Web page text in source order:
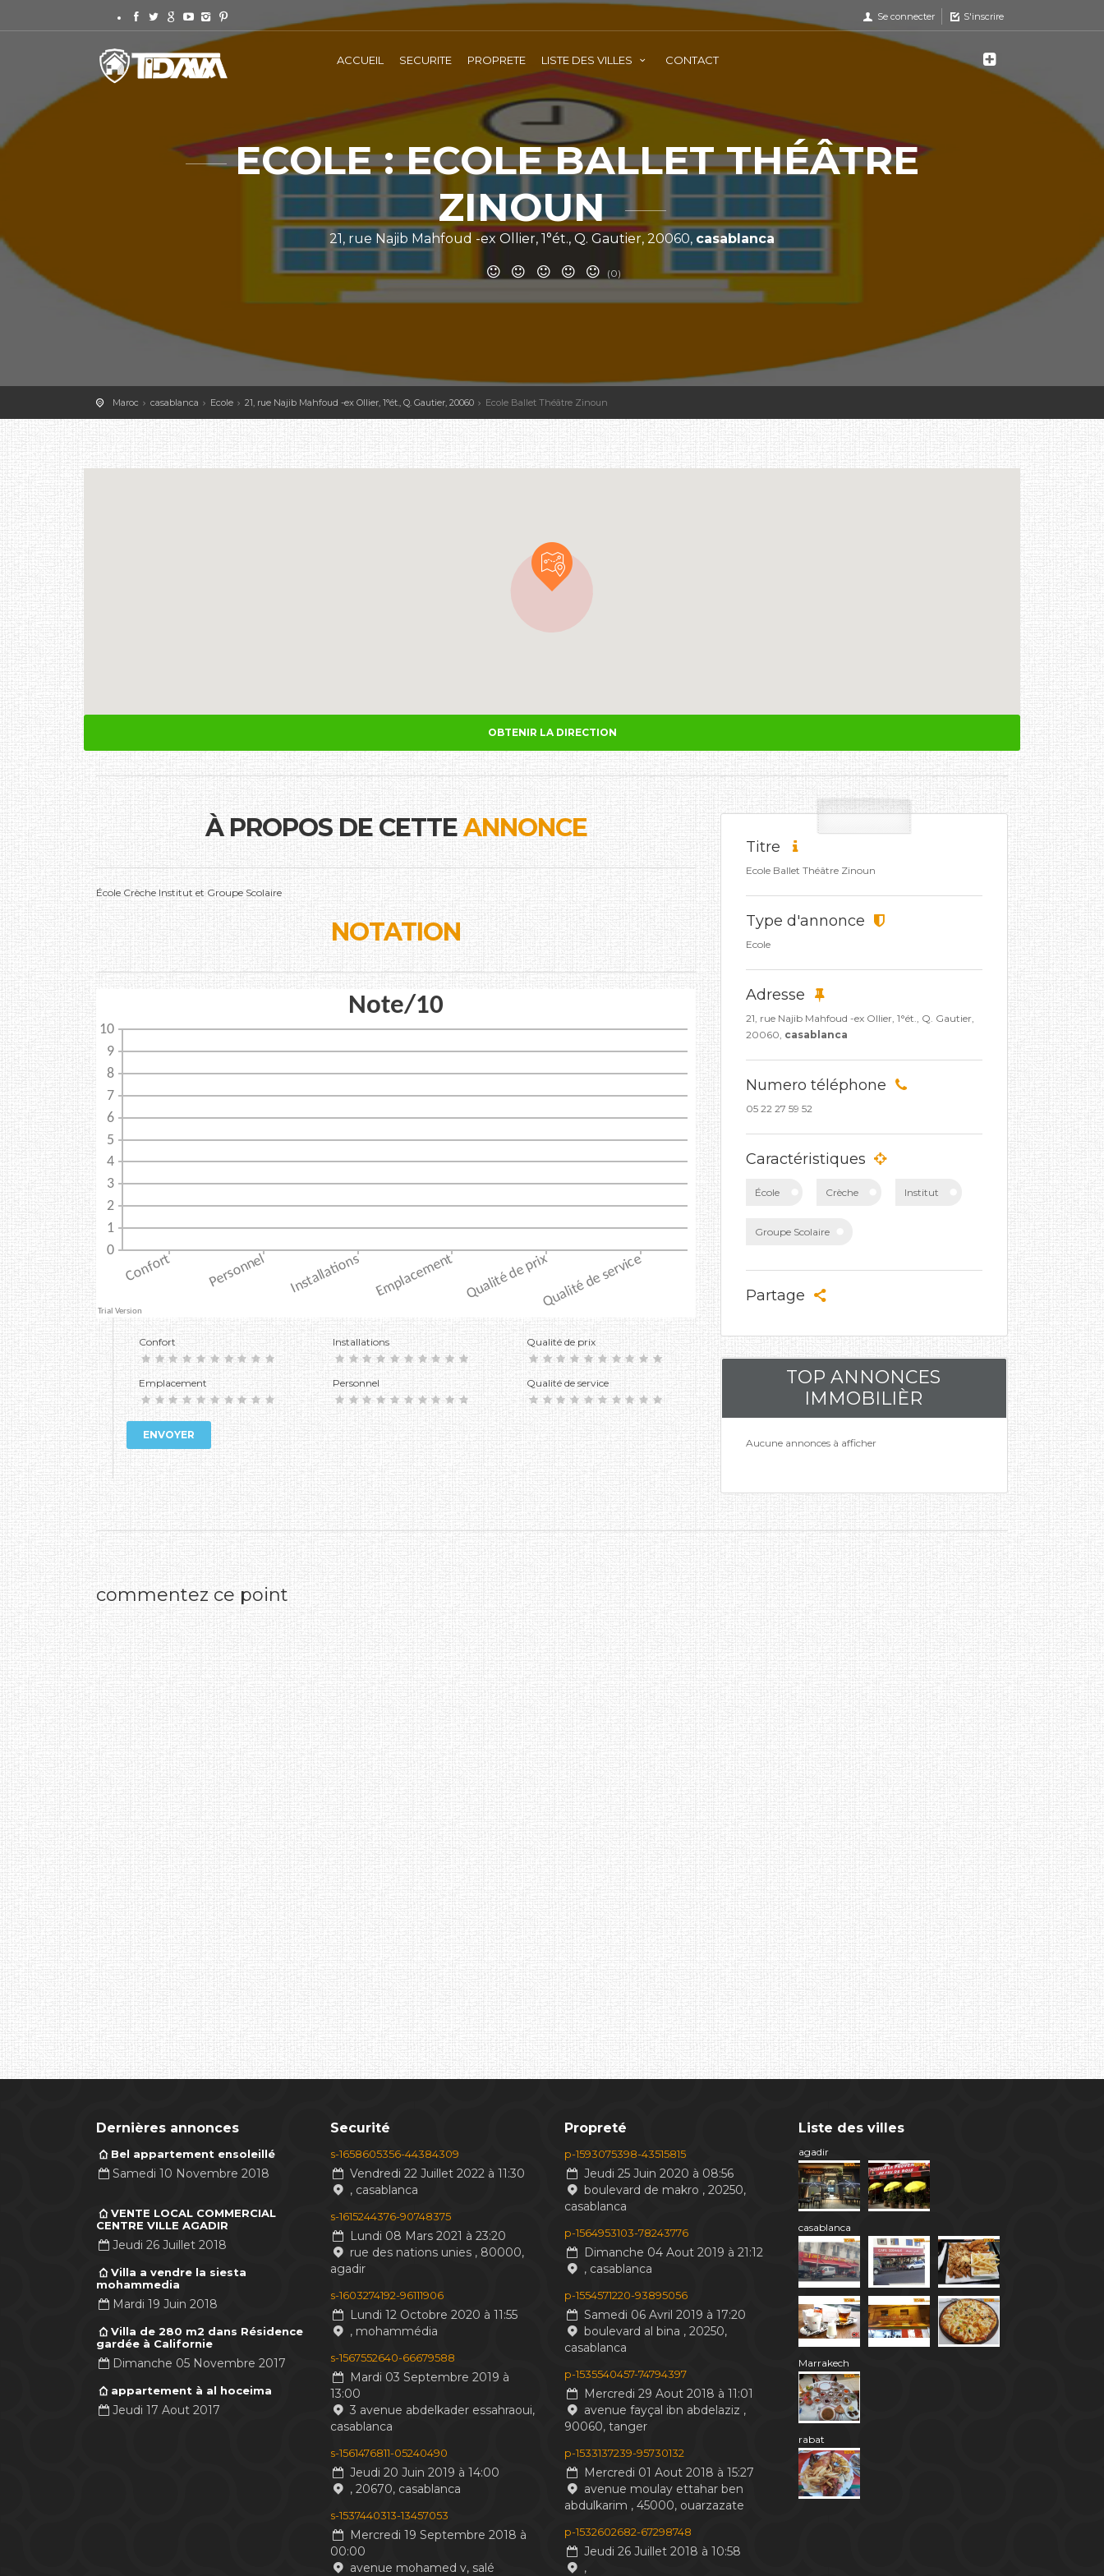
Se connecter S'inscrire
ACCUEIL SECURITE PROPRETE LISTE DES VILLES CONTACT
ECOLE : ECOLE BALLET THÉÂTRE
ZINOUN
21, rue Najib Mahfoud -ex Ollier, 1°ét., Q. Gautier, 20060, casablanca
(0)
Maroc casablanca Ecole 21, rue Najib Mahfoud -ex Ollier, 1°ét., Q. Gautier, 20060 Ecole Ballet Théâtre Zinoun
OBTENIR LA DIRECTION
À PROPOS DE CETTEANNONCE
École Crèche Institut et Groupe Scolaire
NOTATION
Confort
Emplacement
Installations
Personnel
Qualité de prix
Qualité de service
ENVOYER
Titre
Ecole Ballet Théâtre Zinoun
Type d'annonce
Ecole
Adresse
21, rue Najib Mahfoud -ex Ollier, 1°ét., Q. Gautier,
20060, casablanca
Numero téléphone
05 22 27 59 52
Caractéristiques
École Crèche Institut
Groupe Scolaire
Partage
TOP ANNONCES
IMMOBILIÈR
Aucune annonces à afficher
commentez ce point
Dernières annonces
Bel appartement ensoleillé
Samedi 10 Novembre 2018
VENTE LOCAL COMMERCIAL
CENTRE VILLE AGADIR
Jeudi 26 Juillet 2018
Villa a vendre la siesta
mohammedia
Mardi 19 Juin 2018
Villa de 280 m2 dans Résidence
gardée à Californie
Dimanche 05 Novembre 2017
appartement à al hoceima
Jeudi 17 Aout 2017
Securité
s-1658605356-44384309
Vendredi 22 Juillet 2022 à 11:30
, casablanca
s-1615244376-90748375
Lundi 08 Mars 2021 à 23:20
rue des nations unies , 80000,
agadir
s-1603274192-96111906
Lundi 12 Octobre 2020 à 11:55
, mohammédia
s-1567552640-66679588
Mardi 03 Septembre 2019 à
13:00
3 avenue abdelkader essahraoui,
casablanca
s-1561476811-05240490
Jeudi 20 Juin 2019 à 14:00
, 20670, casablanca
s-1537440313-13457053
Mercredi 19 Septembre 2018 à
00:00
avenue mohamed v, salé
Propreté
p-1593075398-43515815
Jeudi 25 Juin 2020 à 08:56
boulevard de makro , 20250,
casablanca
p-1564953103-78243776
Dimanche 04 Aout 2019 à 21:12
, casablanca
p-1554571220-93895056
Samedi 06 Avril 2019 à 17:20
boulevard al bina , 20250,
casablanca
p-1535540457-74794397
Mercredi 29 Aout 2018 à 11:01
avenue fayçal ibn abdelaziz ,
90060, tanger
p-1533137239-95730132
Mercredi 01 Aout 2018 à 15:27
avenue moulay ettahar ben
abdulkarim , 45000, ouarzazate
p-1532602682-67298748
Jeudi 26 Juillet 2018 à 10:58
,
Liste des villes
agadir
casablanca
Marrakech
rabat